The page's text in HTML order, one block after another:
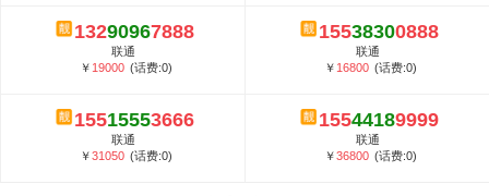
13290967888
联通
￥ 19000 (话费:0)
15538300888
联通
￥ 16800 (话费:0)
15515553666
联通
￥31050 (话费:0)
15544189999
联通
￥36800 (话费:0)